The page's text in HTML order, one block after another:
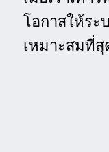
โอกาสให้ระ
เหมาะสมที่สุ